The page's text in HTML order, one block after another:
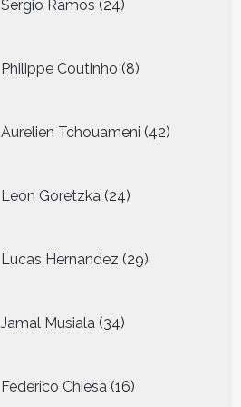
Sergio Ramos 24
producten
Philippe Coutinho 8
producten
Aurelien Tchouameni 42
producten
Leon Goretzka 24
producten
Lucas Hernandez 29
producten
Jamal Musiala 34
producten
Federico Chiesa 16
producten